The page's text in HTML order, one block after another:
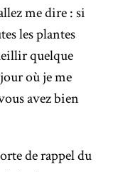
me dire : si
les plantes
quelque
où je me
avez bien
de rappel du